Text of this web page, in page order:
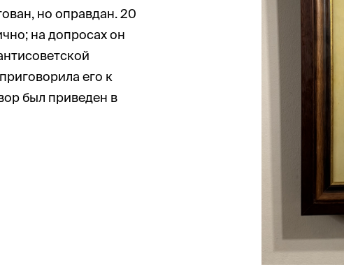
но оправдан. 20
на допросах он
его к
был приведен в